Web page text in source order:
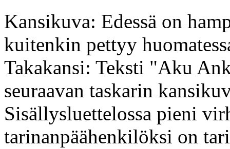
Kansikuva: Edessä on
kuitenkin pettyy
Takakansi: Teksti "Aku
seuraavan taskarin
Sisällysluettelossa pieni
tarinanpäähenkilöksi on